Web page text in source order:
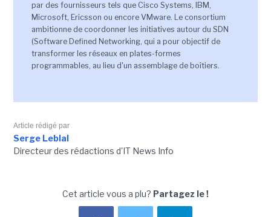
par des fournisseurs tels que Cisco Systems, IBM,
Microsoft, Ericsson ou encore VMware. Le consortium
ambitionne de coordonner les initiatives autour du SDN
(Software Defined Networking, qui a pour objectif de
transformer les réseaux en plates-formes
programmables, au lieu d'un assemblage de boîtiers.
Article rédigé par
Serge Leblal
Directeur des rédactions d'IT News Info
Cet article vous a plu? Partagez le !